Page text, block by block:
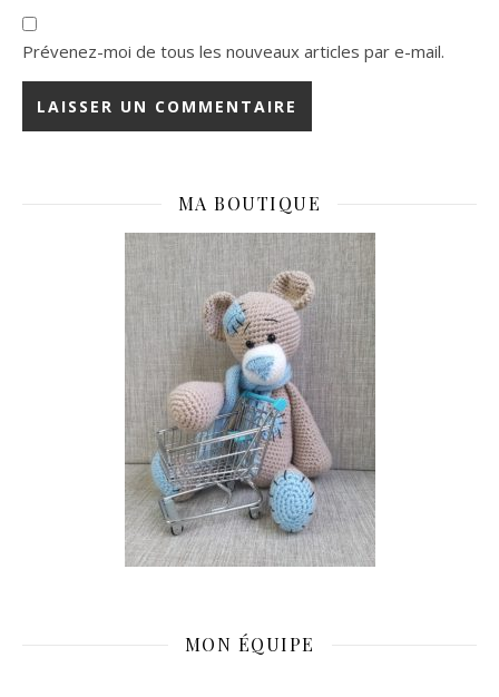
Prévenez-moi de tous les nouveaux articles par e-mail.
MA BOUTIQUE
MON ÉQUIPE